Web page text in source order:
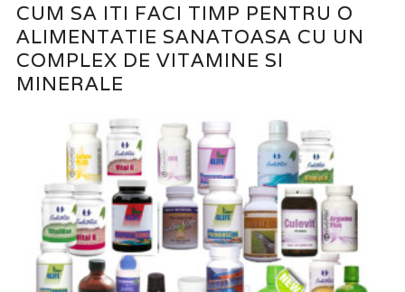
CUM SA ITI FACI TIMP PENTRU O
ALIMENTATIE SANATOASA CU UN
COMPLEX DE VITAMINE SI
MINERALE